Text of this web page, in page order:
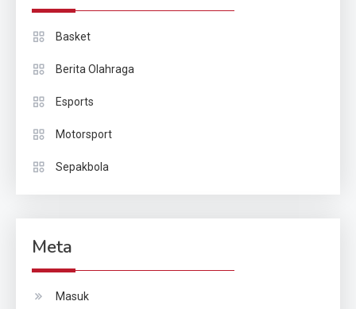
Basket
Berita Olahraga
Esports
Motorsport
Sepakbola
Meta
Masuk